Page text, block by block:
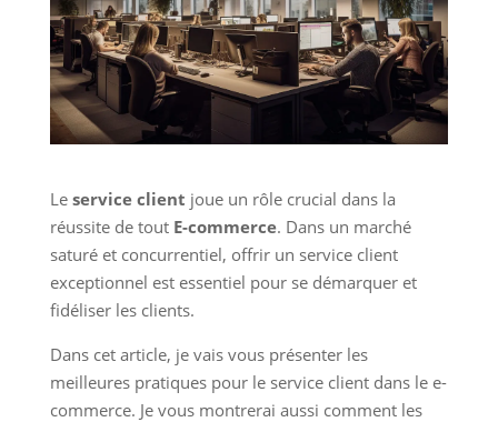
Le service client joue un rôle crucial dans la
réussite de tout E-commerce. Dans un marché
saturé et concurrentiel, offrir un service client
exceptionnel est essentiel pour se démarquer et
fidéliser les clients.
Dans cet article, je vais vous présenter les
meilleures pratiques pour le service client dans le e-
commerce. Je vous montrerai aussi comment les